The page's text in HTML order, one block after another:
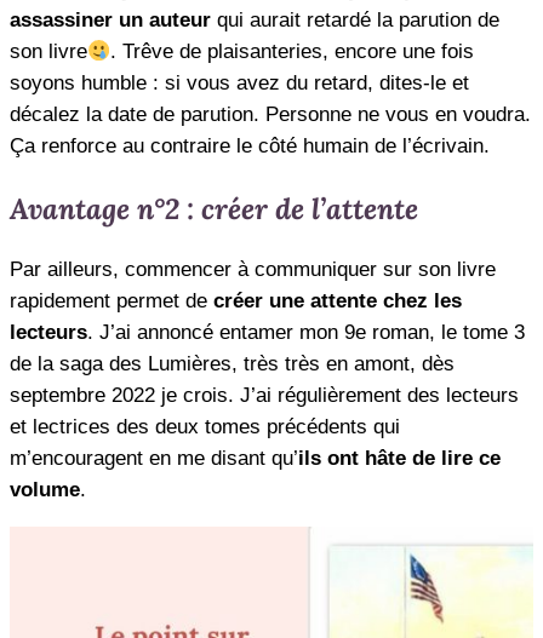
assassiner un auteur qui aurait retardé la parution de
son livre
. Trêve de plaisanteries, encore une fois
soyons humble : si vous avez du retard, dites-le et
décalez la date de parution. Personne ne vous en voudra.
Ça renforce au contraire le côté humain de l’écrivain.
Avantage n°2 : créer de l’attente
Par ailleurs, commencer à communiquer sur son livre
rapidement permet de créer une attente chez les
lecteurs. J’ai annoncé entamer mon 9e roman, le tome 3
de la saga des Lumières, très très en amont, dès
septembre 2022 je crois. J’ai régulièrement des lecteurs
et lectrices des deux tomes précédents qui
m’encouragent en me disant qu’ils ont hâte de lire ce
volume.